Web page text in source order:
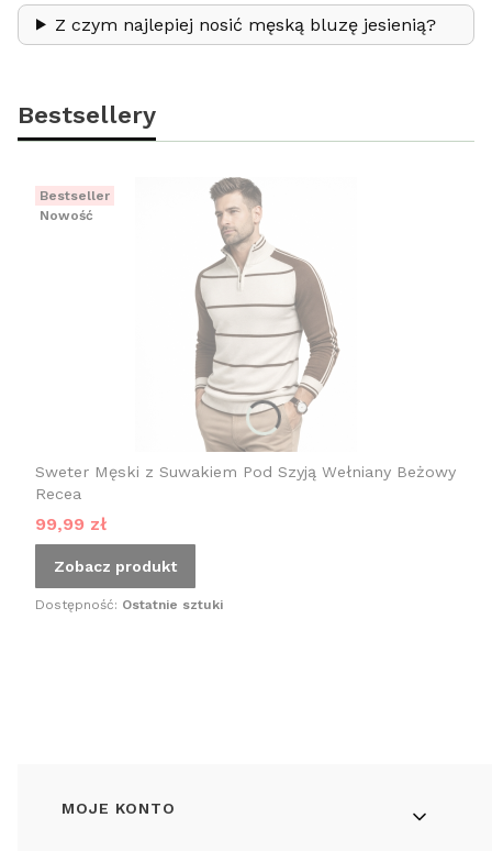
Z czym najlepiej nosić męską bluzę jesienią?
Bestsellery
Bestseller
Nowość
Sweter Męski z Suwakiem Pod Szyją Wełniany Beżowy
Recea
Cena promocyjna
99,99 zł
Zobacz produkt
Dostępność: Ostatnie sztuki
Linki w stopce
MOJE KONTO